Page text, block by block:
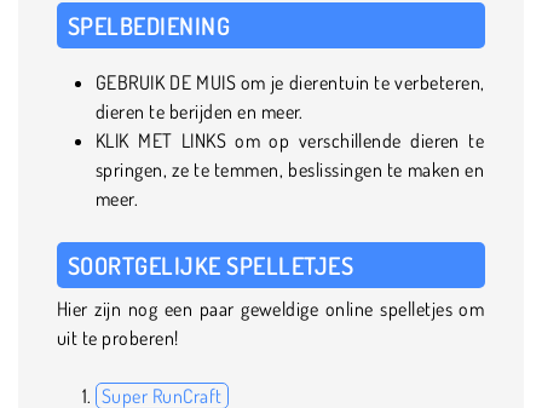
SPELBEDIENING
GEBRUIK DE MUIS om je dierentuin te verbeteren,
dieren te berijden en meer.
KLIK MET LINKS om op verschillende dieren te
springen, ze te temmen, beslissingen te maken en
meer.
SOORTGELIJKE SPELLETJES
Hier zijn nog een paar geweldige online spelletjes om
uit te proberen!
Super RunCraft